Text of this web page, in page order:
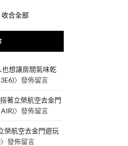
收合全部
也想讓房間氣味乾
〉發佈留言
搭著立榮航空去金門
〉發佈留言
榮航空去金門遊玩
〉發佈留言